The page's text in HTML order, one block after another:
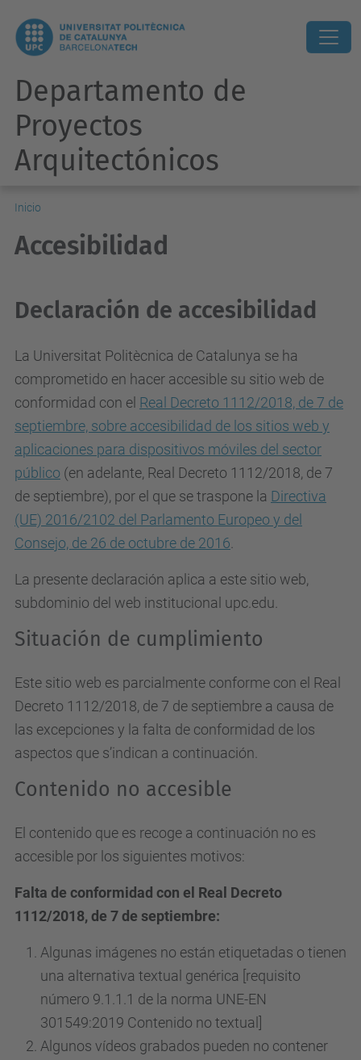
Departamento de
Proyectos
Arquitectónicos
Inicio
Accesibilidad
Declaración de accesibilidad
La Universitat Politècnica de Catalunya se ha
comprometido en hacer accesible su sitio web de
conformidad con el Real Decreto 1112/2018, de 7 de
septiembre, sobre accesibilidad de los sitios web y
aplicaciones para dispositivos móviles del sector
público (en adelante, Real Decreto 1112/2018, de 7
de septiembre), por el que se traspone la Directiva
(UE) 2016/2102 del Parlamento Europeo y del
Consejo, de 26 de octubre de 2016
La presente declaración aplica a este sitio web,
subdominio del web institucional upc.edu.
Situación de cumplimiento
Este sitio web es parcialmente conforme con el Real
Decreto 1112/2018, de 7 de septiembre a causa de
las excepciones y la falta de conformidad de los
aspectos que s’indican a continuación.
Contenido no accesible
El contenido que es recoge a continuación no es
accesible por los siguientes motivos:
Falta de conformidad con el Real Decreto
1112/2018, de 7 de septiembre:
Algunas imágenes no están etiquetadas o tienen
una alternativa textual genérica [requisito
número 9.1.1.1 de la norma UNE-EN
301549:2019 Contenido no textual]
Algunos vídeos grabados pueden no contener